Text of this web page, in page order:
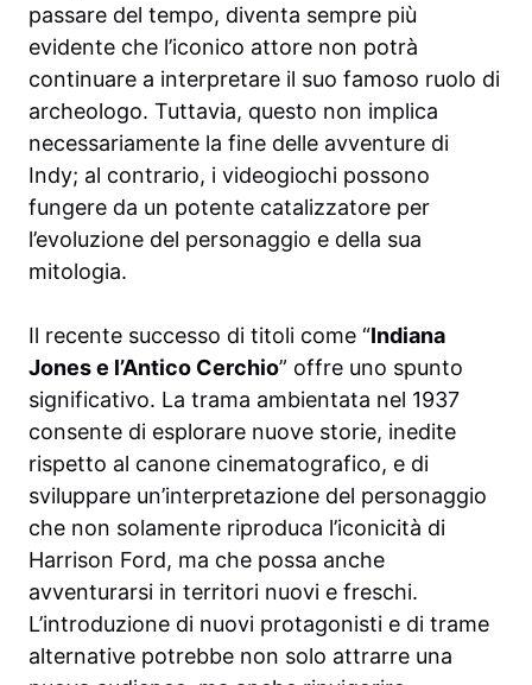
passare del tempo, diventa sempre più
evidente che l’iconico attore non potrà
continuare a interpretare il suo famoso ruolo di
archeologo. Tuttavia, questo non implica
necessariamente la fine delle avventure di
Indy; al contrario, i videogiochi possono
fungere da un potente catalizzatore per
l’evoluzione del personaggio e della sua
mitologia.
Il recente successo di titoli come “Indiana
Jones e l’Antico Cerchio” offre uno spunto
significativo. La trama ambientata nel 1937
consente di esplorare nuove storie, inedite
rispetto al canone cinematografico, e di
sviluppare un’interpretazione del personaggio
che non solamente riproduca l’iconicità di
Harrison Ford, ma che possa anche
avventurarsi in territori nuovi e freschi.
L’introduzione di nuovi protagonisti e di trame
alternative potrebbe non solo attrarre una